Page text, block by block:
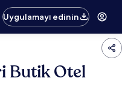
Uygulamayı edinin
Butik Otel